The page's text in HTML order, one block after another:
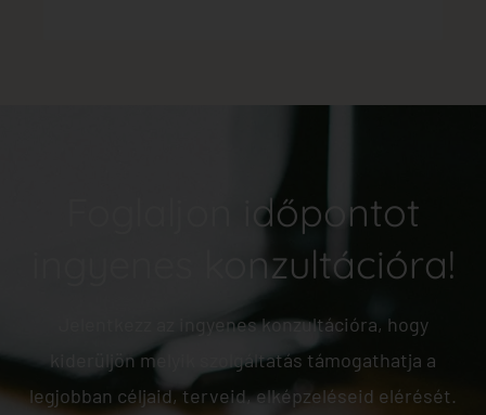
Foglaljon időpontot
ingyenes konzultációra!
Jelentkezz az ingyenes konzultációra, hogy
kiderüljön melyik szolgáltatás támogathatja a
legjobban céljaid, terveid, elképzeléseid elérését.